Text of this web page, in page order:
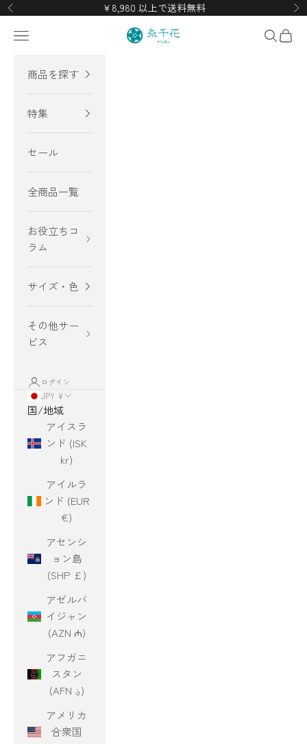
コンテンツへスキップ
前へ ￥8,980 以上で送料無料
糸千花（いちか）
メニューを開く 検索を開
カー
商品を探す
特集
セール
全商品一覧
お役立ちコ
ラム
サイズ・色
その他サー
ビス
ログイン
JPY ¥
国/地域
アイスラ
ンド (ISK
kr)
アイルラ
ンド (EUR
€)
アセンシ
ョン島
(SHP £)
アゼルバ
イジャン
(AZN ₼)
アフガニ
スタン
(AFN ؋)
アメリカ
合衆国